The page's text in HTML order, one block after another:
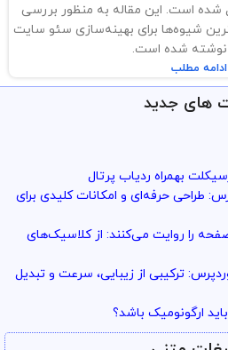
شده است. این مقاله به منظور بررسی
شیوه‌ها برای بهینه‌سازی سئو سایت
نوشته شده است.
ادامه مطلب
های جدید
بهمراه ردیاب پرتال
طراحی حرفه‌ای و امکانات کلیدی برای
را روایت می‌کنند: از کلاسیک‌های
ترکیبی از زیبایی، سرعت و تبدیل
ارگونومیک باشد؟